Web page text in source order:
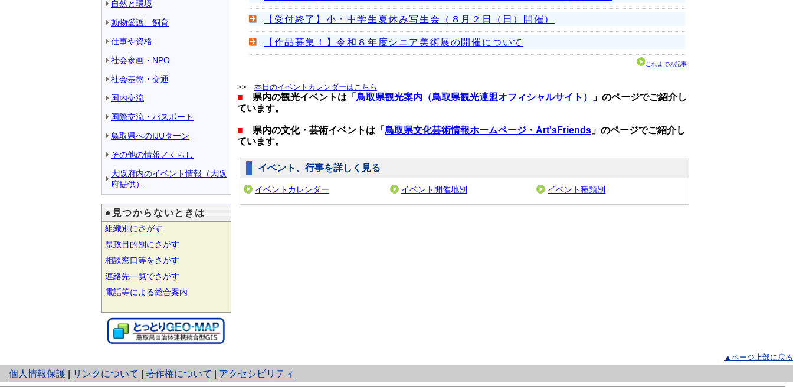
自然と環境
動物愛護、飼育
仕事や資格
社会参画・NPO
社会基盤・交通
国内交流
国際交流・パスポート
鳥取県へのIJUターン
その他の情報／くらし
大阪府内のイベント情報（大阪
府提供）
●見つからないときは
組織別にさがす
県政目的別にさがす
相談窓口等をさがす
連絡先一覧でさがす
電話等による総合案内
【受付終了】小・中学生夏休み写生会（８月２日（日）開催）
【作品募集！】令和８年度シニア美術展の開催について
これまでの記事
>> 本日のイベントカレンダーはこちら
■ 県内の観光イベントは「 鳥取県観光案内（鳥取県観光連盟オフィシャルサイト）
」のページでご紹介し
ています。
■ 県内の文化・芸術イベントは「 鳥取県文化芸術情報ホームページ・Art'sFriends 」のページでご紹介し
ています。
イベント、行事を詳しく見る
イベントカレンダー イベント開催地別 イベント種類別
▲ページ上部に戻る
個人情報保護
と
り
リンクについて 著作権について アクセシビリティ